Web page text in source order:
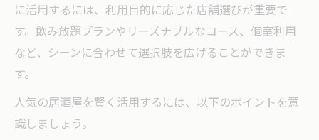
に活用するには、利用目的に応じた店舗選びが重要で
す。飲み放題プランやリーズナブルなコース、個室利用
など、シーンに合わせて選択肢を広げることができま
す。
人気の居酒屋を賢く活用するには、以下のポイントを意
識しましょう。